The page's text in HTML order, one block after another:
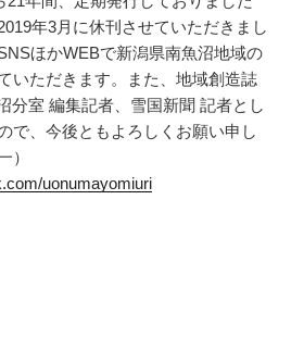
年3月に休刊させていただきまし
ほかWEBで新潟県南魚沼地域の
いただきます。また、地域創造誌
分室 編集記者、雪国新聞 記者とし
で、今後ともよろしくお願い申し
）
uonumayomiuri